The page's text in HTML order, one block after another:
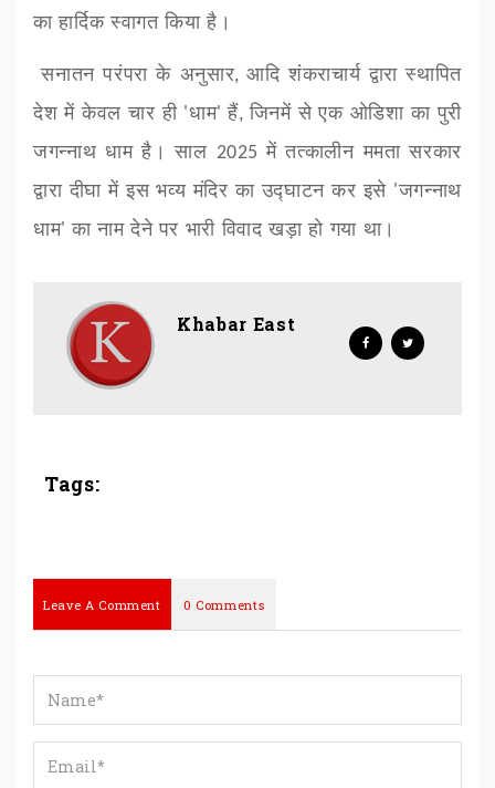
का हार्दिक स्वागत किया है।
सनातन परंपरा के अनुसार,आदि शंकराचार्य द्वारा स्थापित
देश में केवल चार ही 'धाम'हैं,जिनमें से एक ओडिशा का पुरी
जगन्नाथ धाम है। साल 2025में तत्कालीन ममता सरकार
द्वारा दीघा में इस भव्य मंदिर का उद्घाटन कर इसे 'जगन्नाथ
धाम'का नाम देने पर भारी विवाद खड़ा हो गया था।
Khabar East
Tags:
Leave A Comment 0 Comments